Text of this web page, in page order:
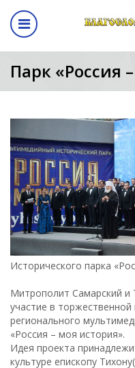
выставка
выставки
стенда
Парк «Россия
Исторического парка
Митрополит Самарский и
участие в
регионального
«Россия – моя история».
Идея проекта
культуре епископу